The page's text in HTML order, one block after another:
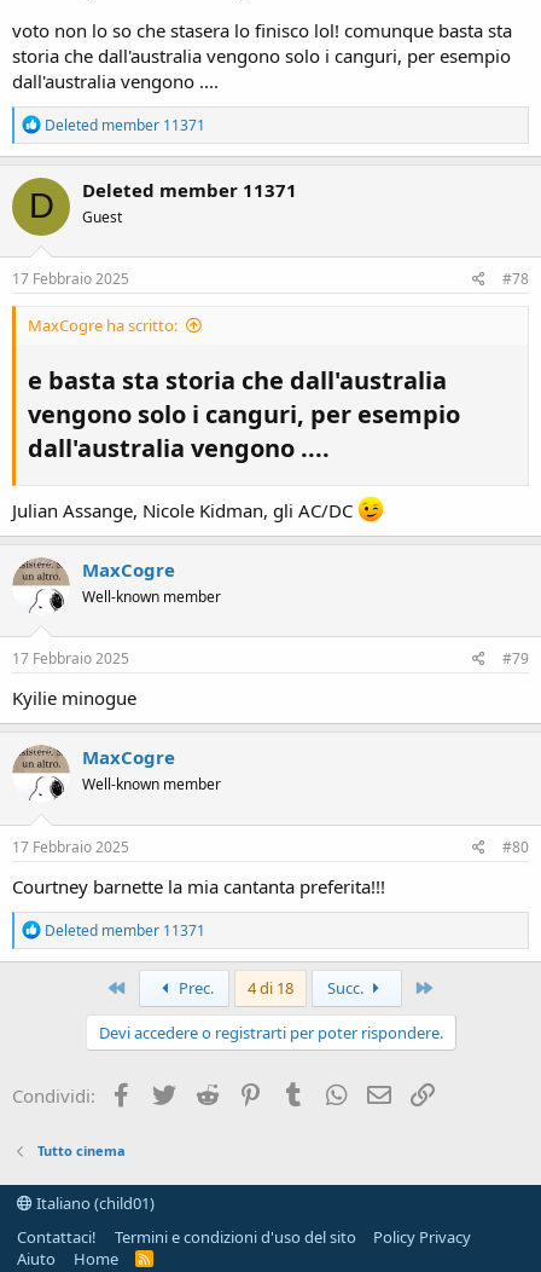
voto non lo so che stasera lo finisco lol! comunque basta sta
storia che dall'australia vengono solo i canguri, per esempio
dall'australia vengono ....
R
e
a
c
t
i
o
n
s
Deleted member 11371
D Deleted member 11371
Guest
17 Febbraio 2025 #78
MaxCogre ha scritto:
e basta sta storia che dall'australia
vengono solo i canguri, per esempio
dall'australia vengono ....​
Julian Assange, Nicole Kidman, gli AC/DC
MaxCogre
Well-known member
17 Febbraio 2025 #79
Kyilie minogue
MaxCogre
Well-known member
17 Febbraio 2025 #80
Courtney barnette la mia cantanta preferita!!!
R
e
a
:
Deleted member 11371
Primo Prec. 4 di 18 Succ.
Devi accedere o registrarti per poter rispondere.
Condividi: Facebook
Twitter Reddit PinterestTumblrWhatsApp
e-mail
Tutto cinema
Italiano (child01)
Contattaci!
Termini e condizioni d'uso del sito
Policy Privacy
Aiuto
Home
R